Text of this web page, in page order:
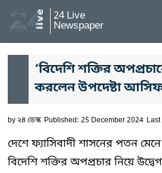
24 Live
Newspaper
‘বিদেশি শক্তির
করলেন উপদেষ্টা
by২৪ ডেস্ক Published: 25 December 2024
দেশে ফ্যাসিবাদী শাসনের পতন
বিদেশি শক্তির অপপ্রচার নিয়ে